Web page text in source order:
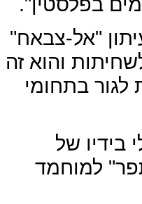
לעיתון "אל-צבאח"
והוא זה
בתחומי
של
למוחמד